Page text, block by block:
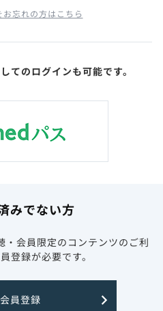
お忘れの方はこちら
てのログインも可能です。
みでない方
・会員限定のコンテンツのご利
登録が必要です。
員登録